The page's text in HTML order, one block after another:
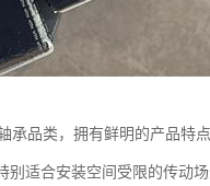
承品类，拥有鲜明的产品特
别适合安装空间受限的传